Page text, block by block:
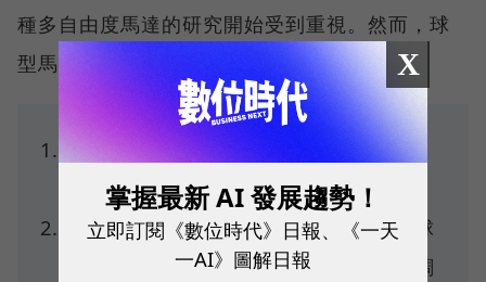
種多自由度馬達的研究開始受到重視。然而，球
型馬達實作上仍有幾大困難：
過於複雜的機構設計容易導致馬達尺寸過
大，耗費過多驅動能源。
多數球型馬達的驅動以電磁方式為主，但球
體內的永久磁鐵與驅動的電磁間除了需要調
X
掌握最新 AI 發展趨勢！
立即訂閱《數位時代》日報、《一天
一AI》圖解日報